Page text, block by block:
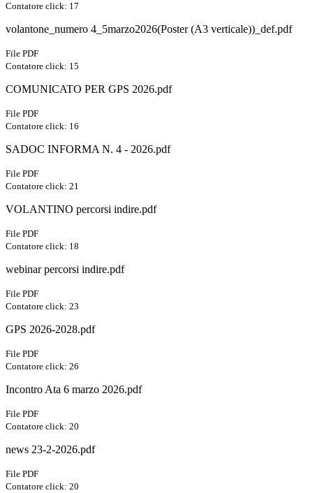
Contatore click: 17
volantone_numero 4_5marzo2026(Poster (A3 verticale))_def.pdf
File PDF
Contatore click: 15
COMUNICATO PER GPS 2026.pdf
File PDF
Contatore click: 16
SADOC INFORMA N. 4 - 2026.pdf
File PDF
Contatore click: 21
VOLANTINO percorsi indire.pdf
File PDF
Contatore click: 18
webinar percorsi indire.pdf
File PDF
Contatore click: 23
GPS 2026-2028.pdf
File PDF
Contatore click: 26
Incontro Ata 6 marzo 2026.pdf
File PDF
Contatore click: 20
news 23-2-2026.pdf
File PDF
Contatore click: 20